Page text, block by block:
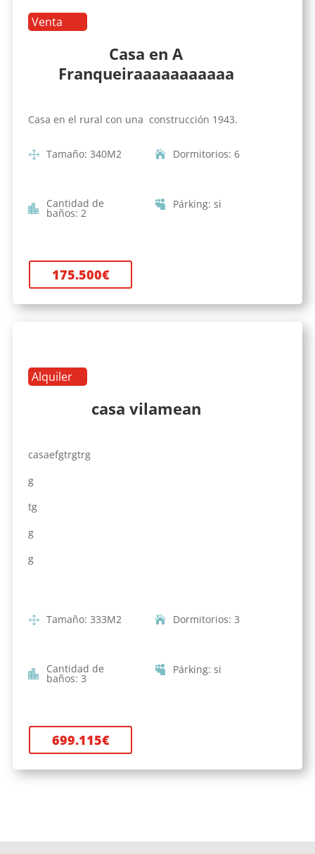
Venta
Casa en A
Franqueiraaaaaaaaaaa
Casa en el rural con una construcción 1943.
Tamaño: 340M2 Dormitorios: 6
Cantidad de
baños: 2
Párking: si
175.500€
Alquiler
casa vilamean
casaefgtrgtrg
g
tg
g
g
Tamaño: 333M2 Dormitorios: 3
Cantidad de
baños: 3
Párking: si
699.115€